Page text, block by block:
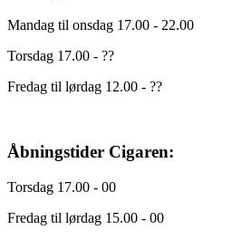
Mandag til onsdag 17.00 - 22.00
Torsdag 17.00 - ??
Fredag til lørdag 12.00 - ??
Åbningstider Cigaren:
Torsdag 17.00 - 00
Fredag til lørdag 15.00 - 00